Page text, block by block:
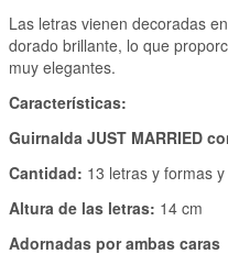
Las letras vienen decoradas
dorado brillante, lo que
muy elegantes.
Características:
Guirnalda JUST MARRIED
Cantidad: 13 letras y formas
Altura de las letras: 14 cm
Adornadas por ambas caras